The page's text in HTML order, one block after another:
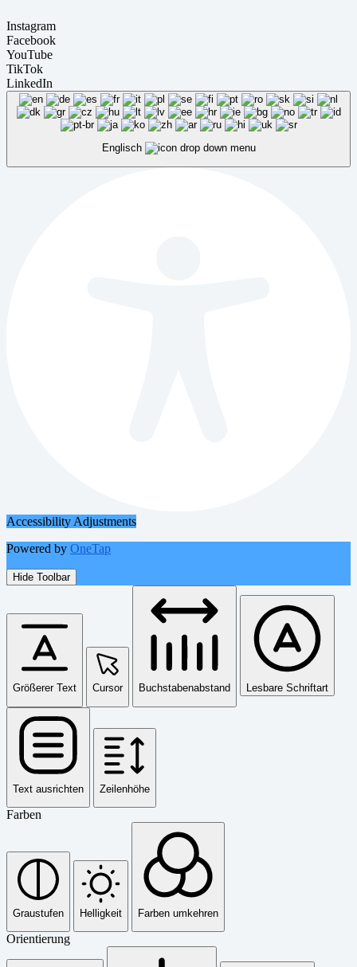
Instagram
Facebook
YouTube
TikTok
LinkedIn
Englisch
Accessibility Adjustments
Powered by OneTap
Hide Toolbar
Größerer Text Cursor Buchstabenabstand Lesbare Schriftart
Text ausrichten Zeilenhöhe
Farben
Graustufen Helligkeit Farben umkehren
Orientierung